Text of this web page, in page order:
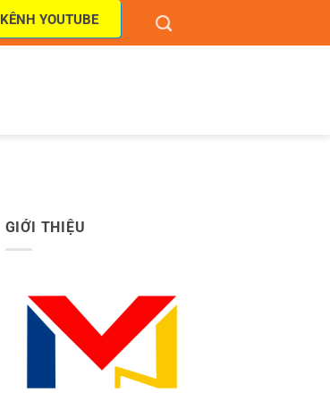
KÊNH YOUTUBE
GIỚI THIỆU